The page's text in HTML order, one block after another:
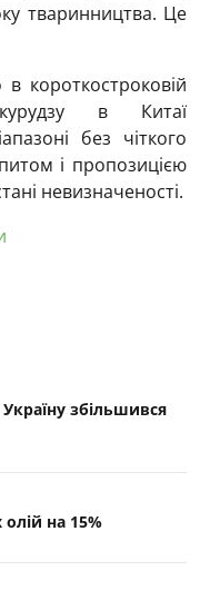
тваринництва. Це
короткостроковій
в Китаї
без чіткого
і пропозицією
невизначеності.
Україну збільшився
на 15%